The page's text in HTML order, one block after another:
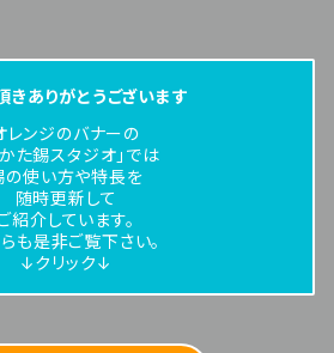
きありがとうございます
レンジのバナーの
かた錫スタジオ」では
の使い方や特長を
随時更新して
紹介しています。
も是非ご覧下さい。
↓クリック↓